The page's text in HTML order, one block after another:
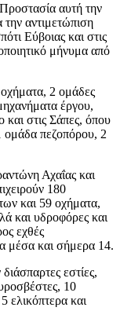
αυτή την
αντιμετώπιση
Εύβοιας και στις
μήνυμα από
2 ομάδες
έργου,
και στις Σάπες, όπου
ομάδα πεζοπόρου, 2
Αχαΐας και
180
και 59 οχήματα,
και υδροφόρες και
εχθές
μέσα και σήμερα 14.
εστίες,
10
ελικόπτερα και